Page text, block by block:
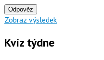
Odpověz
Zobraz výsledek
Kvíz týdne